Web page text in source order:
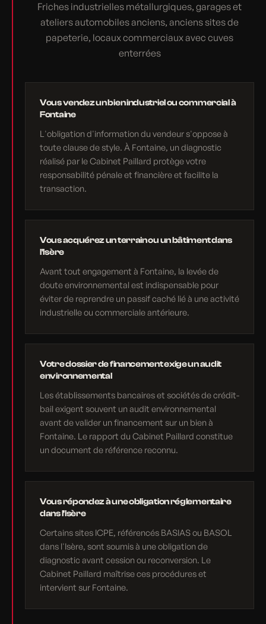
Friches industrielles métallurgiques, garages et
ateliers automobiles anciens, anciens sites de
papeterie, locaux commerciaux avec cuves
enterrées
Vous vendez un bien industriel ou commercial à
Fontaine
L'obligation d'information du vendeur s'oppose à
toute clause de style. À Fontaine, un diagnostic
réalisé par le Cabinet Paillard protège votre
responsabilité pénale et financière et facilite la
transaction.
Vous acquérez un terrain ou un bâtiment dans
l'Isère
Avant tout engagement à Fontaine, la levée de
doute environnemental est indispensable pour
éviter de reprendre un passif caché lié à une activité
industrielle ou commerciale antérieure.
Votre dossier de financement exige un audit
environnemental
Les établissements bancaires et sociétés de crédit-
bail exigent souvent un audit environnemental
avant de valider un financement sur un bien à
Fontaine. Le rapport du Cabinet Paillard constitue
un document de référence reconnu.
Vous répondez à une obligation réglementaire
dans l'Isère
Certains sites ICPE, référencés BASIAS ou BASOL
dans l'Isère, sont soumis à une obligation de
diagnostic avant cession ou reconversion. Le
Cabinet Paillard maîtrise ces procédures et
intervient sur Fontaine.